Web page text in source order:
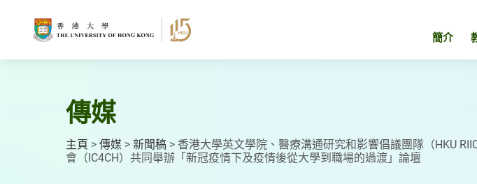
簡介
傳媒
主頁 > 傳媒 > 新聞稿 > 香港大學英文學院、醫療溝通研究和影響倡議團隊（HKU
會（IC4CH）共同舉辦「新冠疫情下及疫情後從大學到職場的過渡」論壇